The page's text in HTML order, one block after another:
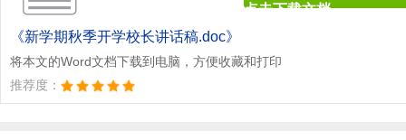
《新学期秋季开学校长讲话稿.doc》
将本文的Word文档下载到电脑，方便收藏和打印
推荐度：
点击下载文档